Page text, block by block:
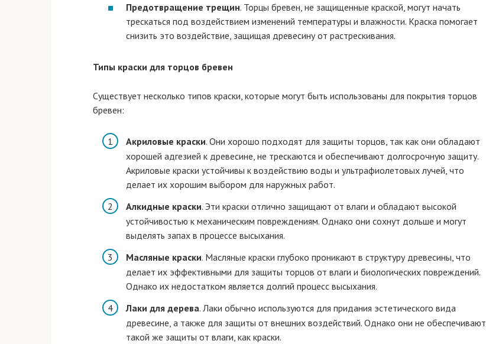
Предотвращение трещин. Торцы бревен, не защищенные краской, могут начать
трескаться под воздействием изменений температуры и влажности. Краска помогает
снизить это воздействие, защищая древесину от растрескивания.
Типы краски для торцов бревен
Существует несколько типов краски, которые могут быть использованы для покрытия торцов
бревен:
Акриловые краски. Они хорошо подходят для защиты торцов, так как они обладают
хорошей адгезией к древесине, не трескаются и обеспечивают долгосрочную защиту.
Акриловые краски устойчивы к воздействию воды и ультрафиолетовых лучей, что
делает их хорошим выбором для наружных работ.
Алкидные краски. Эти краски отлично защищают от влаги и обладают высокой
устойчивостью к механическим повреждениям. Однако они сохнут дольше и могут
выделять запах в процессе высыхания.
Масляные краски. Масляные краски глубоко проникают в структуру древесины, что
делает их эффективными для защиты торцов от влаги и биологических повреждений.
Однако их недостатком является долгий процесс высыхания.
Лаки для дерева. Лаки обычно используются для придания эстетического вида
древесине, а также для защиты от внешних воздействий. Однако они не обеспечивают
такой же защиты от влаги, как краски.